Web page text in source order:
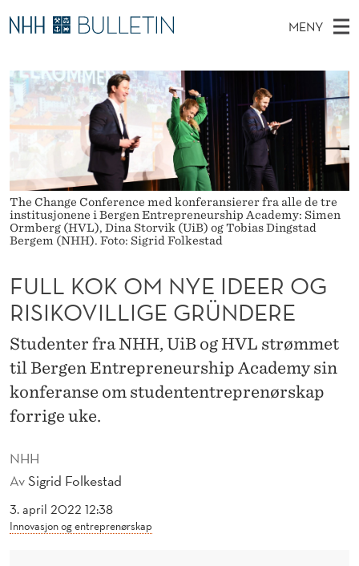
F
U
L
L
K
K
O
M
N
Y
E
D
E
E
R
O
MENY
O
V
E
E
N
Y
Ø
K
I
N
E
T
D
E
T
Stipendiater og nye forskerprofiler
Disputaser
Ekspertutvalg
Om Bulletin
The Change Conference med konferansierer fra alle de tre
institusjonene i Bergen Entrepreneurship Academy: Simen
Ormberg (HVL), Dina Storvik (UiB) og Tobias Dingstad
Bergem (NHH). Foto: Sigrid Folkestad
NHH
AvSigrid Folkestad
3. april 2022 12:38
Innovasjon og entreprenørskap
FULL KOK OM NYE IDEER OG
RISIKOVILLIGE GRÜNDERE
Studenter fra NHH, UiB og HVL strømmet
til Bergen Entrepreneurship Academy sin
konferanse om studententreprenørskap
forrige uke.